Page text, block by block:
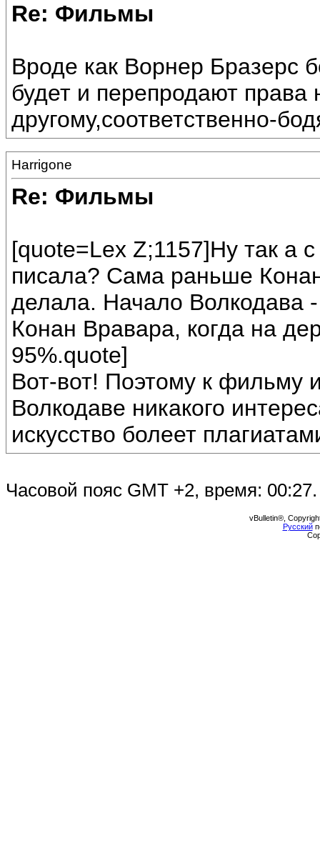
Re: Фильмы
Вроде как Ворнер Бразерс
будет и перепродают права
другому,соответственно-
Harrigone
Re: Фильмы
[quote=Lex Z;1157]Ну так а
писала? Сама раньше
делала. Начало Волкодава
Конан Вравара, когда на
95%.quote]
Вот-вот! Поэтому к фильму
Волкодаве никакого
искусство болеет
Часовой пояс GMT +2, время: 00:27.
vBulletin®,
Русский